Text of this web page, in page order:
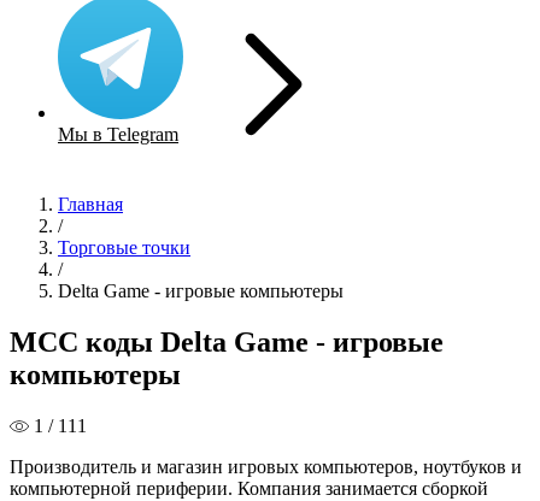
Мы в Telegram
Главная
/
Торговые точки
/
Delta Game - игровые компьютеры
MCC коды Delta Game - игровые
компьютеры
1 / 111
Производитель и магазин игровых компьютеров, ноутбуков и
компьютерной периферии. Компания занимается сборкой